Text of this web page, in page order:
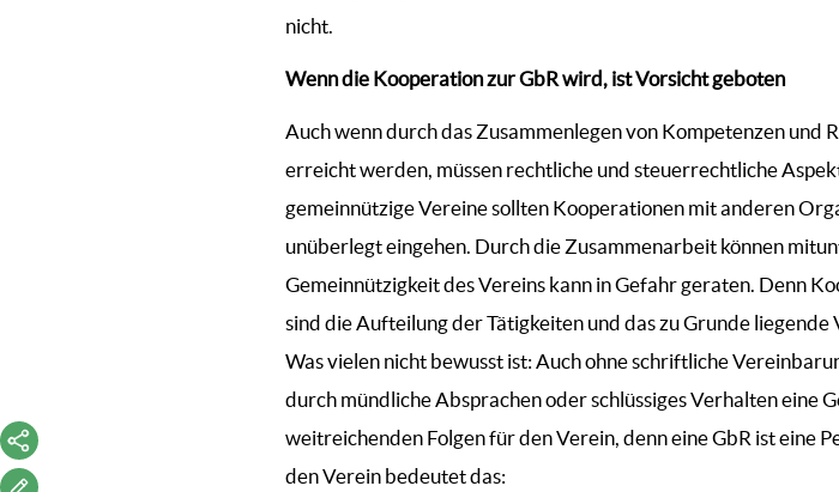
nicht.
Wenn die Kooperation zur GbR wird, ist Vorsicht geboten
Auch wenn durch das Zusammenlegen von Kompetenzen und
erreicht werden, müssen rechtliche und steuerrechtliche
gemeinnützige Vereine sollten Kooperationen mit anderen
unüberlegt eingehen. Durch die Zusammenarbeit können
Gemeinnützigkeit des Vereins kann in Gefahr geraten. Denn
sind die Aufteilung der Tätigkeiten und das zu Grunde
Was vielen nicht bewusst ist: Auch ohne schriftliche
durch mündliche Absprachen oder schlüssiges Verhalten eine
weitreichenden Folgen für den Verein, denn eine GbR ist eine
den Verein bedeutet das: